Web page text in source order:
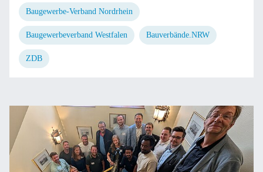
Baugewerbe-Verband Nordrhein
Baugewerbeverband Westfalen Bauverbände.NRW
ZDB